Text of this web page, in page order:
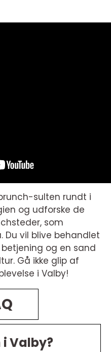
sulten rundt i
og udforske de
som
vil blive behandlet
og en sand
Gå ikke glip af
i Valby!
Valby?